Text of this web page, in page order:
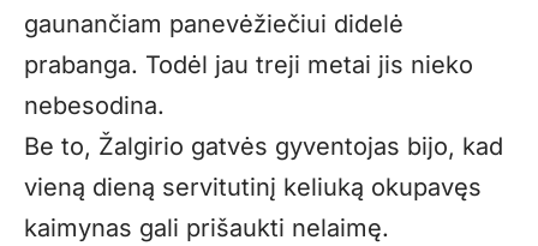
gaunančiam panevėžiečiui didelė
prabanga. Todėl jau treji metai jis nieko
nebesodina.
Be to, Žalgirio gatvės gyventojas bijo, kad
vieną dieną servitutinį keliuką okupavęs
kaimynas gali prišaukti nelaimę.